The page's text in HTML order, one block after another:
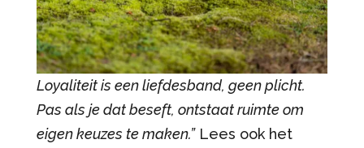
Loyaliteit is een liefdesband, geen plicht.
Pas als je dat beseft, ontstaat ruimte om
eigen keuzes te maken.”Lees ook het